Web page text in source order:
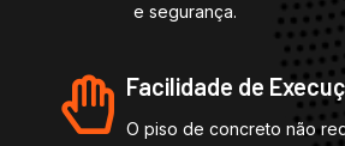
e segurança.
Facilidade de
O piso de concreto não